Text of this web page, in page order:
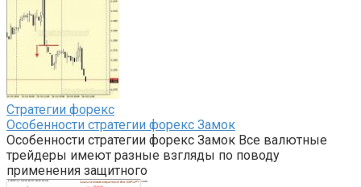
Стратегии форекс
Особенности стратегии форекс Замок
Особенности стратегии форекс Замок Все валютные
трейдеры имеют разные взгляды по поводу
применения защитного